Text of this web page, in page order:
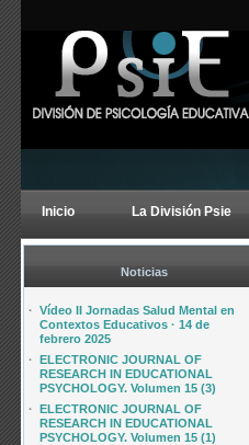
Inicio La División Psie
Noticias
· Vídeo II Jornadas Salud Mental en
Contextos Educativos · 14 de
febrero 2025
· ELECTRONIC JOURNAL OF
RESEARCH IN EDUCATIONAL
PSYCHOLOGY. Volumen 15 (3)
· ELECTRONIC JOURNAL OF
RESEARCH IN EDUCATIONAL
PSYCHOLOGY. Volumen 15 (1)